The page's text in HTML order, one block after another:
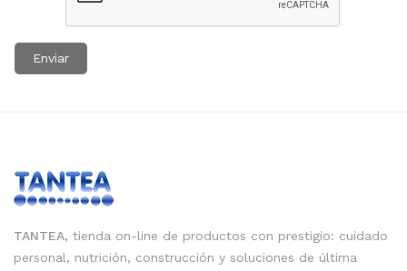
TANTEA, tienda on-line de productos con prestigio: cuidado
personal, nutrición, construcción y soluciones de última